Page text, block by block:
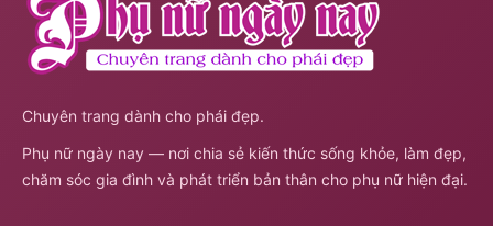
Chuyên trang dành cho phái đẹp.
Phụ nữ ngày nay — nơi chia sẻ kiến thức sống khỏe, làm đẹp,
chăm sóc gia đình và phát triển bản thân cho phụ nữ hiện đại.